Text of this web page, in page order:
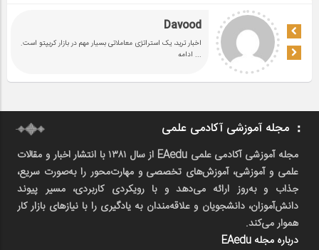
Davood
اخبار ترید، یک استراتژی معاملاتی بسیار مهم در بازار کریپتو است.
... ادامه
مجله آموزشی آکادمی علمی
مجله آموزشی آکادمی علمی EAedu از سال ۱۳۸۱ با انتشار اخبار و مقالات
علمی و آموزشی، آموزش‌های تخصصی و مهارت‌محور را به‌صورت سریع،
جذاب و به‌روز ارائه می‌دهد و با رویکردی کاربردی، مسیر پیوند
دانش‌آموزان، دانشجویان و علاقه‌مندان به یادگیری را با نیازهای بازار کار
هموار می‌کند.
درباره مجله EAedu